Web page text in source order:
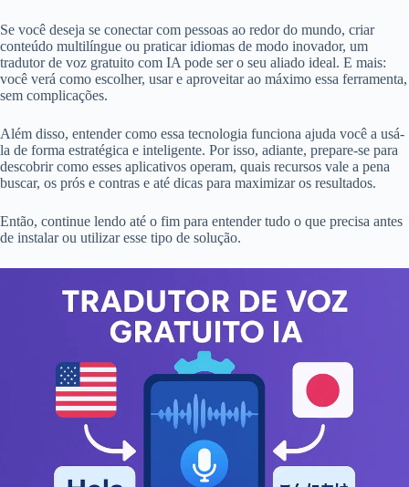
Se você deseja se conectar com pessoas ao redor do mundo, criar
conteúdo multilíngue ou praticar idiomas de modo inovador, um
tradutor de voz gratuito com IA pode ser o seu aliado ideal. E mais:
você verá como escolher, usar e aproveitar ao máximo essa ferramenta,
sem complicações.
Além disso, entender como essa tecnologia funciona ajuda você a usá-
la de forma estratégica e inteligente. Por isso, adiante, prepare-se para
descobrir como esses aplicativos operam, quais recursos vale a pena
buscar, os prós e contras e até dicas para maximizar os resultados.
Então, continue lendo até o fim para entender tudo o que precisa antes
de instalar ou utilizar esse tipo de solução.